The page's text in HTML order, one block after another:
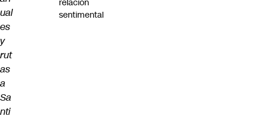
ual
es
y
rut
as
a
Sa
nti
relación
sentimental